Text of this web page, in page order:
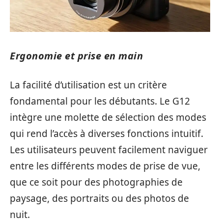
Ergonomie et prise en main
La facilité d’utilisation est un critère
fondamental pour les débutants. Le G12
intègre une molette de sélection des modes
qui rend l’accès à diverses fonctions intuitif.
Les utilisateurs peuvent facilement naviguer
entre les différents modes de prise de vue,
que ce soit pour des photographies de
paysage, des portraits ou des photos de
nuit.